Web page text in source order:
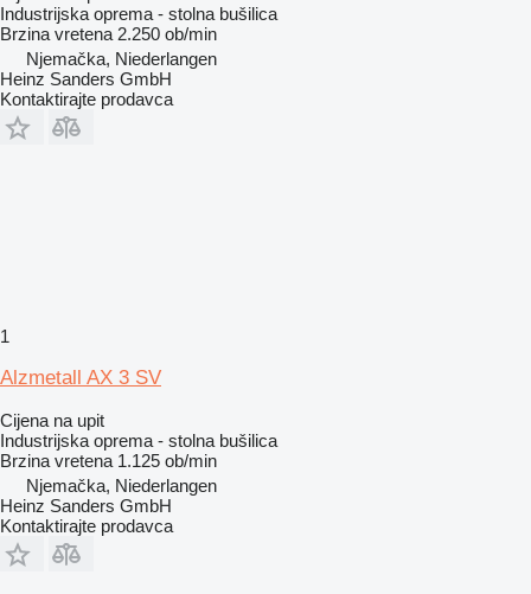
Industrijska oprema - stolna bušilica
Brzina vretena 2.250 ob/min
Njemačka, Niederlangen
Heinz Sanders GmbH
Kontaktirajte prodavca
1
Alzmetall AX 3 SV
Cijena na upit
Industrijska oprema - stolna bušilica
Brzina vretena 1.125 ob/min
Njemačka, Niederlangen
Heinz Sanders GmbH
Kontaktirajte prodavca